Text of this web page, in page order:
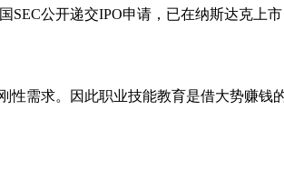
公开递交IPO申请，已在纳斯达克上市
需求。因此职业技能教育是借大势赚钱